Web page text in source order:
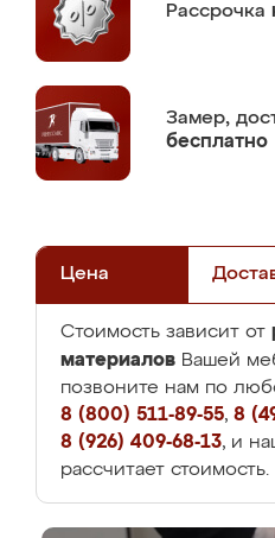
Рассрочка
Замер,
бесплатно
Цена
Стоимость зависит от
материалов Вашей
позвоните нам по
8 (800) 511-89-55, 8
8 (926) 409-68-13, и
рассчитает стоимость.